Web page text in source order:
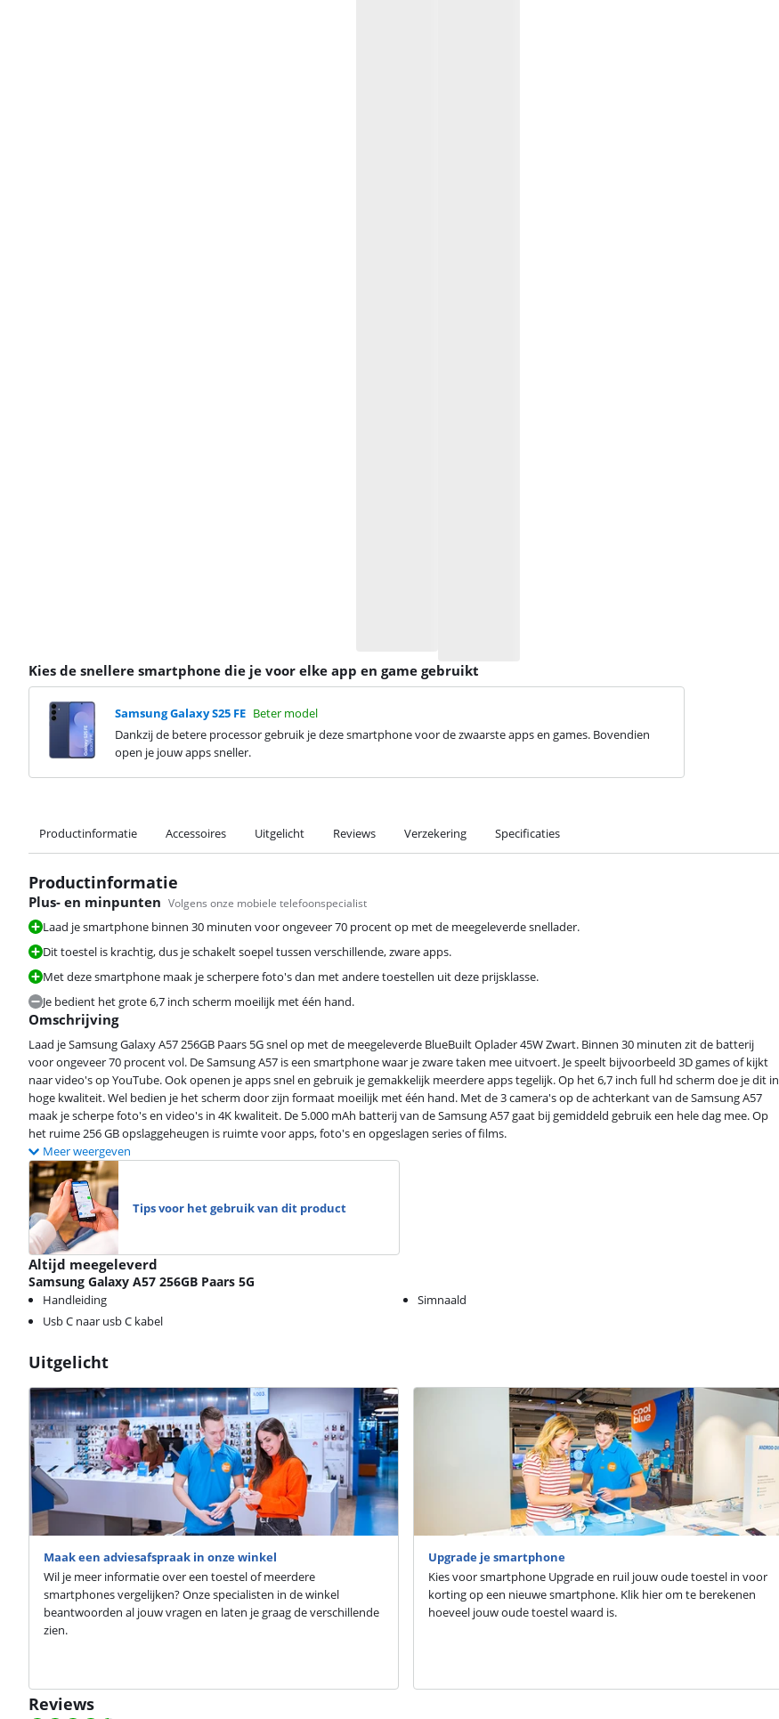
Kies de snellere smartphone die je voor elke app en game gebruikt
Samsung Galaxy S25 FE Beter model
Dankzij de betere processor gebruik je deze smartphone voor de zwaarste apps en games. Bovendien
open je jouw apps sneller.
Productinformatie Accessoires Uitgelicht Reviews Verzekering Specificaties
Productinformatie
Beoordeling is 9,4 van de 10, gebaseerd op 52 reviews.
Beoordeling is 8,6 van de 10, gebaseerd op 5 reviews.
Plus- en minpunten Volgens onze mobiele telefoonspecialist
Laad je smartphone binnen 30 minuten voor ongeveer 70 procent op met de meegeleverde snellader.
Dit toestel is krachtig, dus je schakelt soepel tussen verschillende, zware apps.
Met deze smartphone maak je scherpere foto's dan met andere toestellen uit deze prijsklasse.
Je bedient het grote 6,7 inch scherm moeilijk met één hand.
Omschrijving
Laad je Samsung Galaxy A57 256GB Paars 5G snel op met de meegeleverde BlueBuilt Oplader 45W Zwart. Binnen 30 minuten zit de batterij
voor ongeveer 70 procent vol. De Samsung A57 is een smartphone waar je zware taken mee uitvoert. Je speelt bijvoorbeeld 3D games of kijkt
naar video's op YouTube. Ook openen je apps snel en gebruik je gemakkelijk meerdere apps tegelijk. Op het 6,7 inch full hd scherm doe je dit in
hoge kwaliteit. Wel bedien je het scherm door zijn formaat moeilijk met één hand. Met de 3 camera's op de achterkant van de Samsung A57
maak je scherpe foto's en video's in 4K kwaliteit. De 5.000 mAh batterij van de Samsung A57 gaat bij gemiddeld gebruik een hele dag mee. Op
het ruime 256 GB opslaggeheugen is ruimte voor apps, foto's en opgeslagen series of films.
Meer weergeven
Tips voor het gebruik van dit product
Altijd meegeleverd
Samsung Galaxy A57 256GB Paars 5G
Handleiding
Usb C naar usb C kabel
Simnaald
Uitgelicht
Maak een adviesafspraak in onze winkel
Wil je meer informatie over een toestel of meerdere
smartphones vergelijken? Onze specialisten in de winkel
beantwoorden al jouw vragen en laten je graag de verschillende
zien.
Upgrade je smartphone
Kies voor smartphone Upgrade en ruil jouw oude toestel in voor
korting op een nieuwe smartphone. Klik hier om te berekenen
hoeveel jouw oude toestel waard is.
Reviews